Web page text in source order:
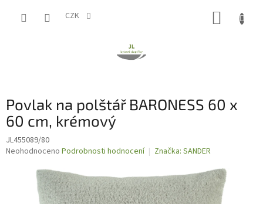
CZK
Povlak na polštář BARONESS 60 x
60 cm, krémový
JL455089/80
Průměrné
produktu
Neohodnoceno Podrobnosti hodnocení Značka: SANDER